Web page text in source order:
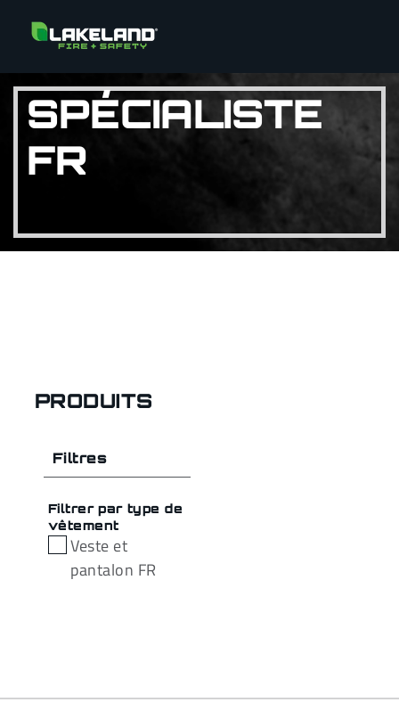
SPÉCIALISTE
FR
PRODUITS
Filtres
Filtrer par type de
vêtement
Veste et
pantalon FR